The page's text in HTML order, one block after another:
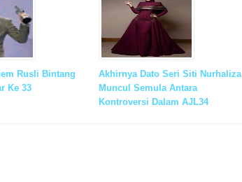
Rusli Bintang
Ke 33
Akhirnya Dato Seri Siti Nurhaliza
Muncul Semula Antara
Kontroversi Dalam AJL34